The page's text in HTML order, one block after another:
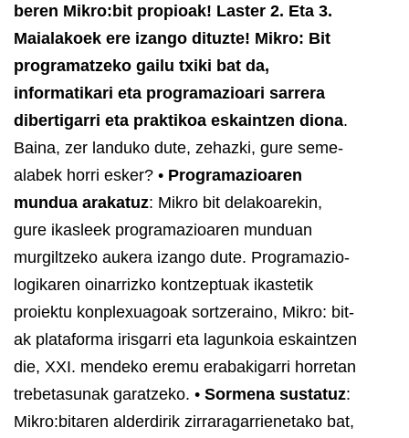
beren Mikro:bit propioak! Laster 2. Eta 3.
Maialakoek ere izango dituzte! Mikro: Bit
programatzeko gailu txiki bat da,
informatikari eta programazioari sarrera
dibertigarri eta praktikoa eskaintzen diona.
Baina, zer landuko dute, zehazki, gure seme-
alabek horri esker? • Programazioaren
mundua arakatuz: Mikro bit delakoarekin,
gure ikasleek programazioaren munduan
murgiltzeko aukera izango dute. Programazio-
logikaren oinarrizko kontzeptuak ikastetik
proiektu konplexuagoak sortzeraino, Mikro: bit-
ak plataforma irisgarri eta lagunkoia eskaintzen
die, XXI. mendeko eremu erabakigarri horretan
trebetasunak garatzeko. • Sormena sustatuz:
Mikro:bitaren alderdirik zirraragarrienetako bat,